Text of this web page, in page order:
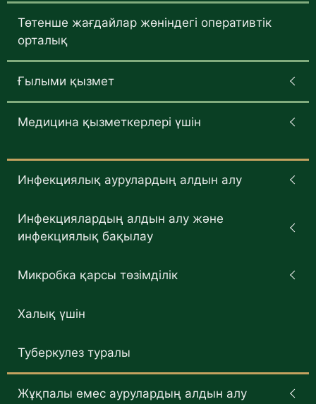
Төтенше жағдайлар жөніндегі оперативтік
орталық
Ғылыми қызмет
Медицина қызметкерлері үшін
Инфекциялық аурулардың алдын алу
Инфекциялардың алдын алу және
инфекциялық бақылау
Микробка қарсы төзімділік
Халық үшін
Туберкулез туралы
Жұқпалы емес аурулардың алдын алу